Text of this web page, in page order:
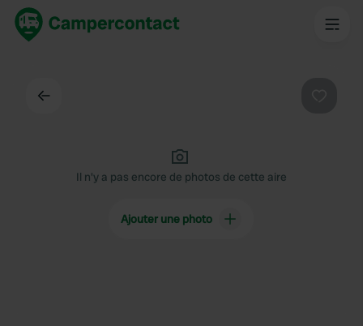
Il n'y a pas encore de photos de cette aire
Ajouter une photo